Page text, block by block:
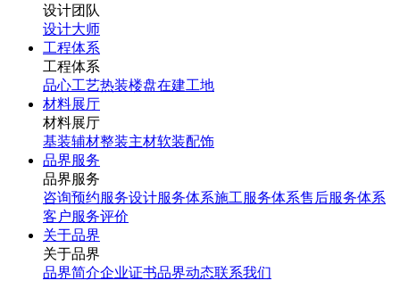
设计团队
设计大师
工程体系
工程体系
品心工艺热装楼盘在建工地
材料展厅
材料展厅
基装辅材整装主材软装配饰
品界服务
品界服务
咨询预约服务设计服务体系施工服务体系售后服务体系
客户服务评价
关于品界
关于品界
品界简介企业证书品界动态联系我们